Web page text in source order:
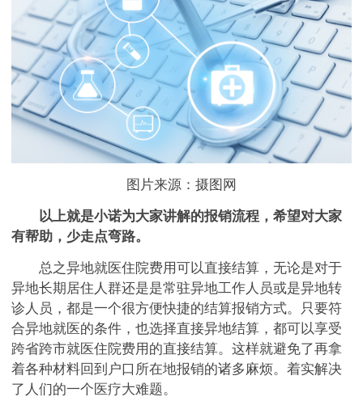
图片来源：摄图网
以上就是小诺为大家讲解的报销流程，希望对大家
有帮助，少走点弯路。
总之异地就医住院费用可以直接结算，无论是对于
异地长期居住人群还是是常驻异地工作人员或是异地转
诊人员，都是一个很方便快捷的结算报销方式。只要符
合异地就医的条件，也选择直接异地结算，都可以享受
跨省跨市就医住院费用的直接结算。这样就避免了再拿
着各种材料回到户口所在地报销的诸多麻烦。着实解决
了人们的一个医疗大难题。